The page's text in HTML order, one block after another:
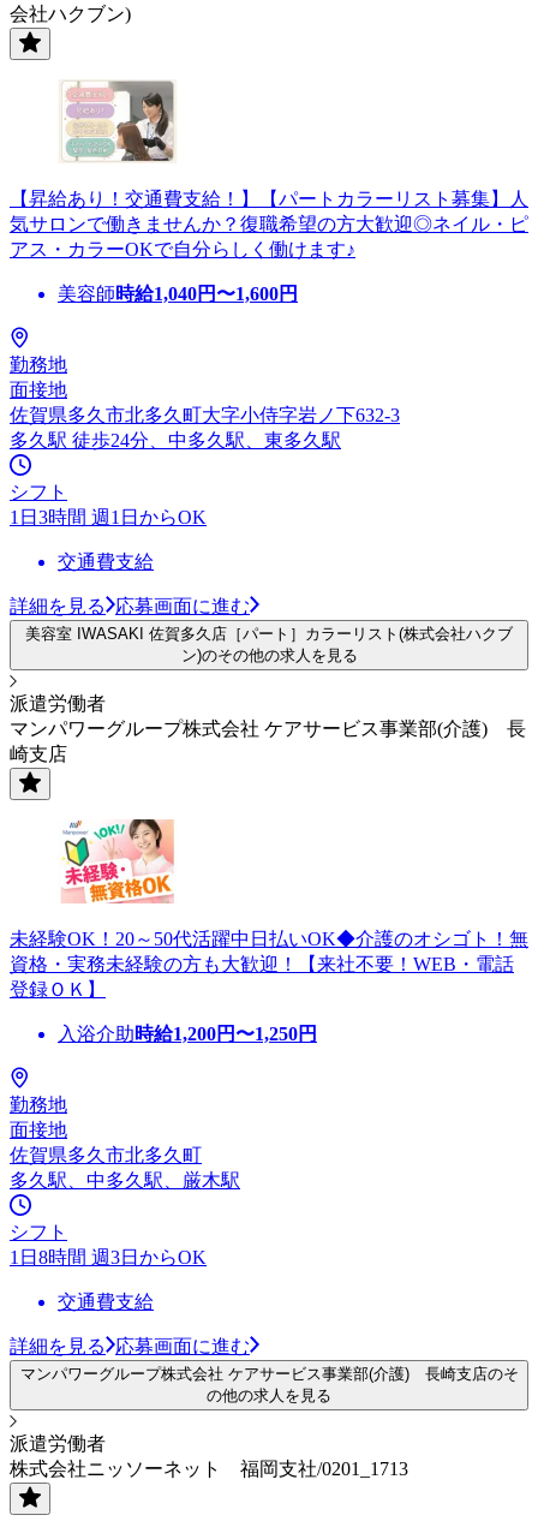
会社ハクブン)
【昇給あり！交通費支給！】【パートカラーリスト募集】人
気サロンで働きませんか？復職希望の方大歓迎◎ネイル・ピ
アス・カラーOKで自分らしく働けます♪
美容師時給1,040円〜1,600円
勤務地
面接地
佐賀県多久市北多久町大字小侍字岩ノ下632-3
多久駅 徒歩24分、中多久駅、東多久駅
シフト
1日3時間 週1日からOK
交通費支給
詳細を見る 応募画面に進む
美容室 IWASAKI 佐賀多久店［パート］カラーリスト(株式会社ハクブ
ン)のその他の求人を見る
派遣労働者
マンパワーグループ株式会社 ケアサービス事業部(介護) 長
崎支店
未経験OK！20～50代活躍中日払いOK◆介護のオシゴト！無
資格・実務未経験の方も大歓迎！【来社不要！WEB・電話
登録ＯＫ】
入浴介助時給1,200円〜1,250円
勤務地
面接地
佐賀県多久市北多久町
多久駅、中多久駅、厳木駅
シフト
1日8時間 週3日からOK
交通費支給
詳細を見る 応募画面に進む
マンパワーグループ株式会社 ケアサービス事業部(介護) 長崎支店のそ
の他の求人を見る
派遣労働者
株式会社ニッソーネット 福岡支社/0201_1713